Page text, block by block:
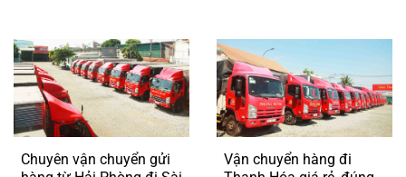
Chuyên vận chuyển gửi
Vận chuyển hàng đi